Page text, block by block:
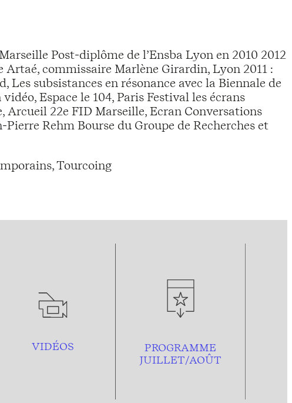
Post-diplôme de l’Ensba Lyon en 2010 2012
Artaé, commissaire Marlène Girardin, Lyon 2011 :
subsistances en résonance avec la Biennale de
Espace le 104, Paris Festival les écrans
22e FID Marseille, Ecran Conversations
Rehm Bourse du Groupe de Recherches et
Tourcoing
VIDÉOS
PROGRAMME
JUILLET/AOÛT